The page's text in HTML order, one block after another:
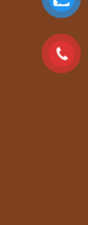
08 Yonglekang
cất mẫu nước